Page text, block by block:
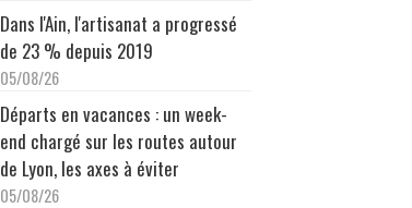
Dans l'Ain, l'artisanat a progressé
de 23 % depuis 2019
05/08/26
Départs en vacances : un week-
end chargé sur les routes autour
de Lyon, les axes à éviter
05/08/26